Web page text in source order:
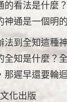
看法是什麼
神通是一個明
到全知這種
全知是什麼？
遲早還要輪迴
化出版